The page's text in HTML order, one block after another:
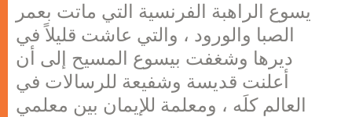
يسوع الراهبة الفرنسية التي ماتت بعمر
الصبا والورود ، والتي عاشت قليلاً في
ديرها وشغفت بيسوع المسيح إلى أن
أعلنت قديسة وشفيعة للرسالات في
العالم كلَه ، ومعلمة للإيمان بين معلمي